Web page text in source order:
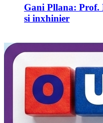
Gani Pllana: Prof.
si inxhinier